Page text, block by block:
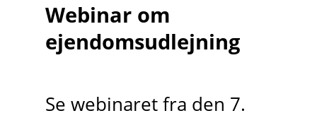
Webinar om
ejendomsudlejning
Se webinaret fra den 7.